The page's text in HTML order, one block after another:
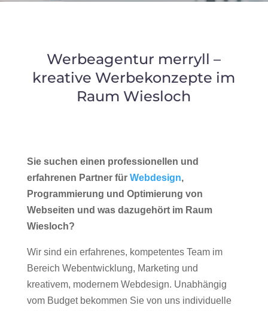
Werbeagentur merryll –
kreative Werbekonzepte im
Raum Wiesloch
Sie suchen einen professionellen und
erfahrenen Partner für Webdesign,
Programmierung und Optimierung von
Webseiten und was dazugehört im Raum
Wiesloch?
Wir sind ein erfahrenes, kompetentes Team im
Bereich Webentwicklung, Marketing und
kreativem, modernem Webdesign. Unabhängig
vom Budget bekommen Sie von uns individuelle